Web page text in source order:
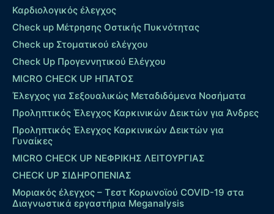
Καρδιολογικός έλεγχος
Check up Mέτρησης Οστικής Πυκνότητας
Check up Στοματικού ελέγχου
Check Up Προγεννητικού Ελέγχου
MICRO CHECK UP HΠΑΤΟΣ
Έλεγχος για Σεξουαλικώς Μεταδιδόμενα Νοσήματα
Προληπτικός Έλεγχος Καρκινικών Δεικτών για Άνδρες
Προληπτικός Έλεγχος Καρκινικών Δεικτών για
Γυναίκες
MICRO CHECK UP ΝΕΦΡΙΚΗΣ ΛΕΙΤΟΥΡΓΙΑΣ
CHECK UP ΣΙΔΗΡΟΠΕΝΙΑΣ
Μοριακός έλεγχος – Τεστ Κορωνοϊού COVID-19 στα
Διαγνωστικά εργαστήρια Meganalysis